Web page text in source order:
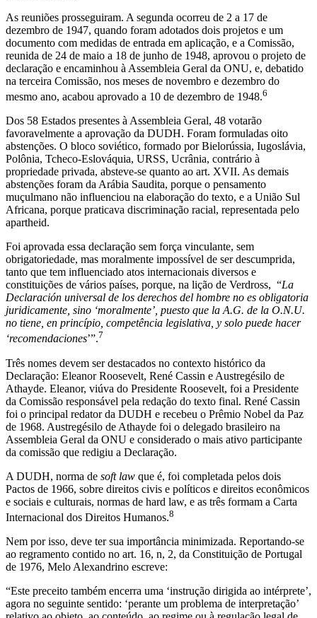
As reuniões prosseguiram. A segunda ocorreu de 2 a 17 de
dezembro de 1947, quando foram adotados dois projetos e um
documento com medidas de entrada em aplicação, e a Comissão,
reunida de 24 de maio a 18 de junho de 1948, aprovou o projeto de
declaração e encaminhou à Assembleia Geral da ONU, e, debatido
na terceira Comissão, nos meses de novembro e dezembro do
mesmo ano, acabou aprovado a 10 de dezembro de 1948.6
Dos 58 Estados presentes à Assembleia Geral, 48 votarão
favoravelmente a aprovação da DUDH. Foram formuladas oito
abstenções. O bloco soviético, formado por Bielorússia, Iugoslávia,
Polônia, Tcheco-Eslováquia, URSS, Ucrânia, contrário à
propriedade privada, absteve-se quanto ao art. XVII. As demais
abstenções foram da Arábia Saudita, porque o pensamento
muçulmano não influenciou na elaboração do texto, e a União Sul
Africana, porque praticava discriminação racial, representada pelo
apartheid.
Foi aprovada essa declaração sem força vinculante, sem
obrigatoriedade, mas moralmente impossível de ser descumprida,
tanto que tem influenciado atos internacionais diversos e
constituições de vários países, porque, na lição de Verdross, “La
Declaración universal de los derechos del hombre no es obligatoria
juridicamente, sino ‘moralmente’, puesto que la A.G. de la O.N.U.
no tiene, en princípio, competência legislativa, y solo puede hacer
‘recomendaciones’”.7
Três nomes devem ser destacados no contexto histórico da
Declaração: Eleanor Roosevelt, René Cassin e Austregésilo de
Athayde. Eleanor, viúva do Presidente Roosevelt, foi a Presidente
da Comissão responsável pela redação do texto final. René Cassin
foi o principal redator da DUDH e recebeu o Prêmio Nobel da Paz
de 1968. Austregésilo de Athayde foi o delegado brasileiro na
Assembleia Geral da ONU e considerado o mais ativo participante
da comissão que redigiu a Declaração.
A DUDH, norma de soft law que é, foi completada pelos dois
Pactos de 1966, sobre direitos civis e políticos e direitos econômicos
e sociais e culturais, normas de hard law, e as três formam a Carta
Internacional dos Direitos Humanos.8
Nem por isso, deve ter sua importância minimizada. Reportando-se
ao regramento contido no art. 16, n, 2, da Constituição de Portugal
de 1976, Melo Alexandrino escreve:
“Este preceito também encerra uma ‘instrução dirigida ao intérprete’,
agora no seguinte sentido: ‘perante um problema de interpretação’